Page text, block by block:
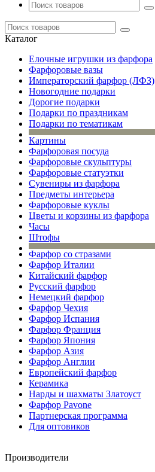
Каталог
Елочные игрушки из фарфора
Фарфоровые вазы
Императорский фарфор (ЛФЗ)
Новогодние подарки
Дорогие подарки
Подарки по праздникам
Подарки по тематикам
Картины
Фарфоровая посуда
Фарфоровые скульптуры
Фарфоровые статуэтки
Сувениры из фарфора
Предметы интерьера
Фарфоровые куклы
Цветы и корзины из фарфора
Часы
Штофы
Фарфор со стразами
Фарфор Италии
Китайский фарфор
Русский фарфор
Немецкий фарфор
Фарфор Чехия
Фарфор Испания
Фарфор Франция
Фарфор Япония
Фарфор Азия
Фарфор Англии
Европейский фарфор
Керамика
Нарды и шахматы Златоуст
Фарфор Pavone
Партнерская программа
Для оптовиков
Производители